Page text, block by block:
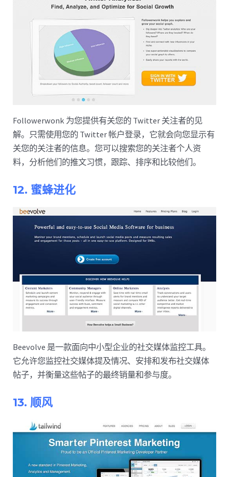
Followerwonk 为您提供有关您的 Twitter 关注者的见
解。只需使用您的 Twitter 帐户登录，它就会向您显示有
关您的关注者的信息。您可以搜索您的关注者个人资
料，分析他们的推文习惯，跟踪、排序和比较他们。
12. 蜜蜂进化
Beevolve 是一款面向中小型企业的社交媒体监控工具。
它允许您监控社交媒体提及情况、安排和发布社交媒体
帖子，并衡量这些帖子的最终销量和参与度。
13. 顺风